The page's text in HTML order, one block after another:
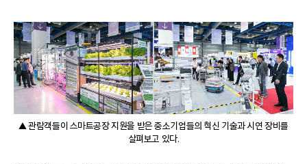
▲ 관람객들이 스마트공장 지원을 받은 중소기업들의 혁신 기술과 시연 장비를
살펴보고 있다.